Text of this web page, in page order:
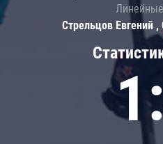
Стрельцов Евгений